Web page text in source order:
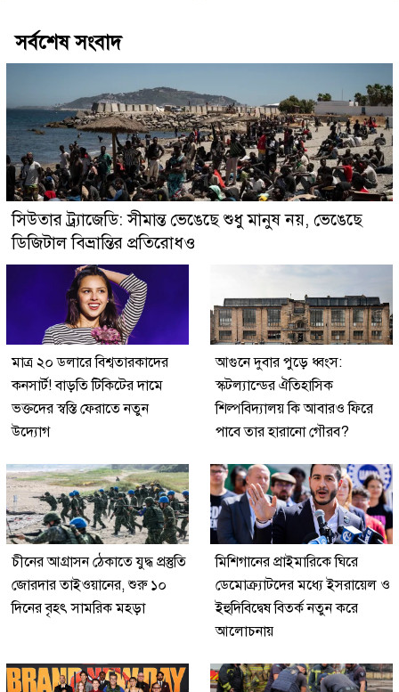
সর্বশেষ সংবাদ
সিউতার ট্র্যাজেডি: সীমান্ত ভেঙেছে শুধু মানুষ নয়, ভেঙেছে
ডিজিটাল বিভ্রান্তির প্রতিরোধও
মাত্র ২০ ডলারে বিশ্বতারকাদের
কনসার্ট! বাড়তি টিকিটের দামে
ভক্তদের স্বস্তি ফেরাতে নতুন
উদ্যোগ
আগুনে দুবার পুড়ে ধ্বংস:
স্কটল্যান্ডের ঐতিহাসিক
শিল্পবিদ্যালয় কি আবারও ফিরে
পাবে তার হারানো গৌরব?
চীনের আগ্রাসন ঠেকাতে যুদ্ধ প্রস্তুতি
জোরদার তাইওয়ানের, শুরু ১০
দিনের বৃহৎ সামরিক মহড়া
মিশিগানের প্রাইমারিকে ঘিরে
ডেমোক্র্যাটদের মধ্যে ইসরায়েল ও
ইহুদিবিদ্বেষ বিতর্ক নতুন করে
আলোচনায়